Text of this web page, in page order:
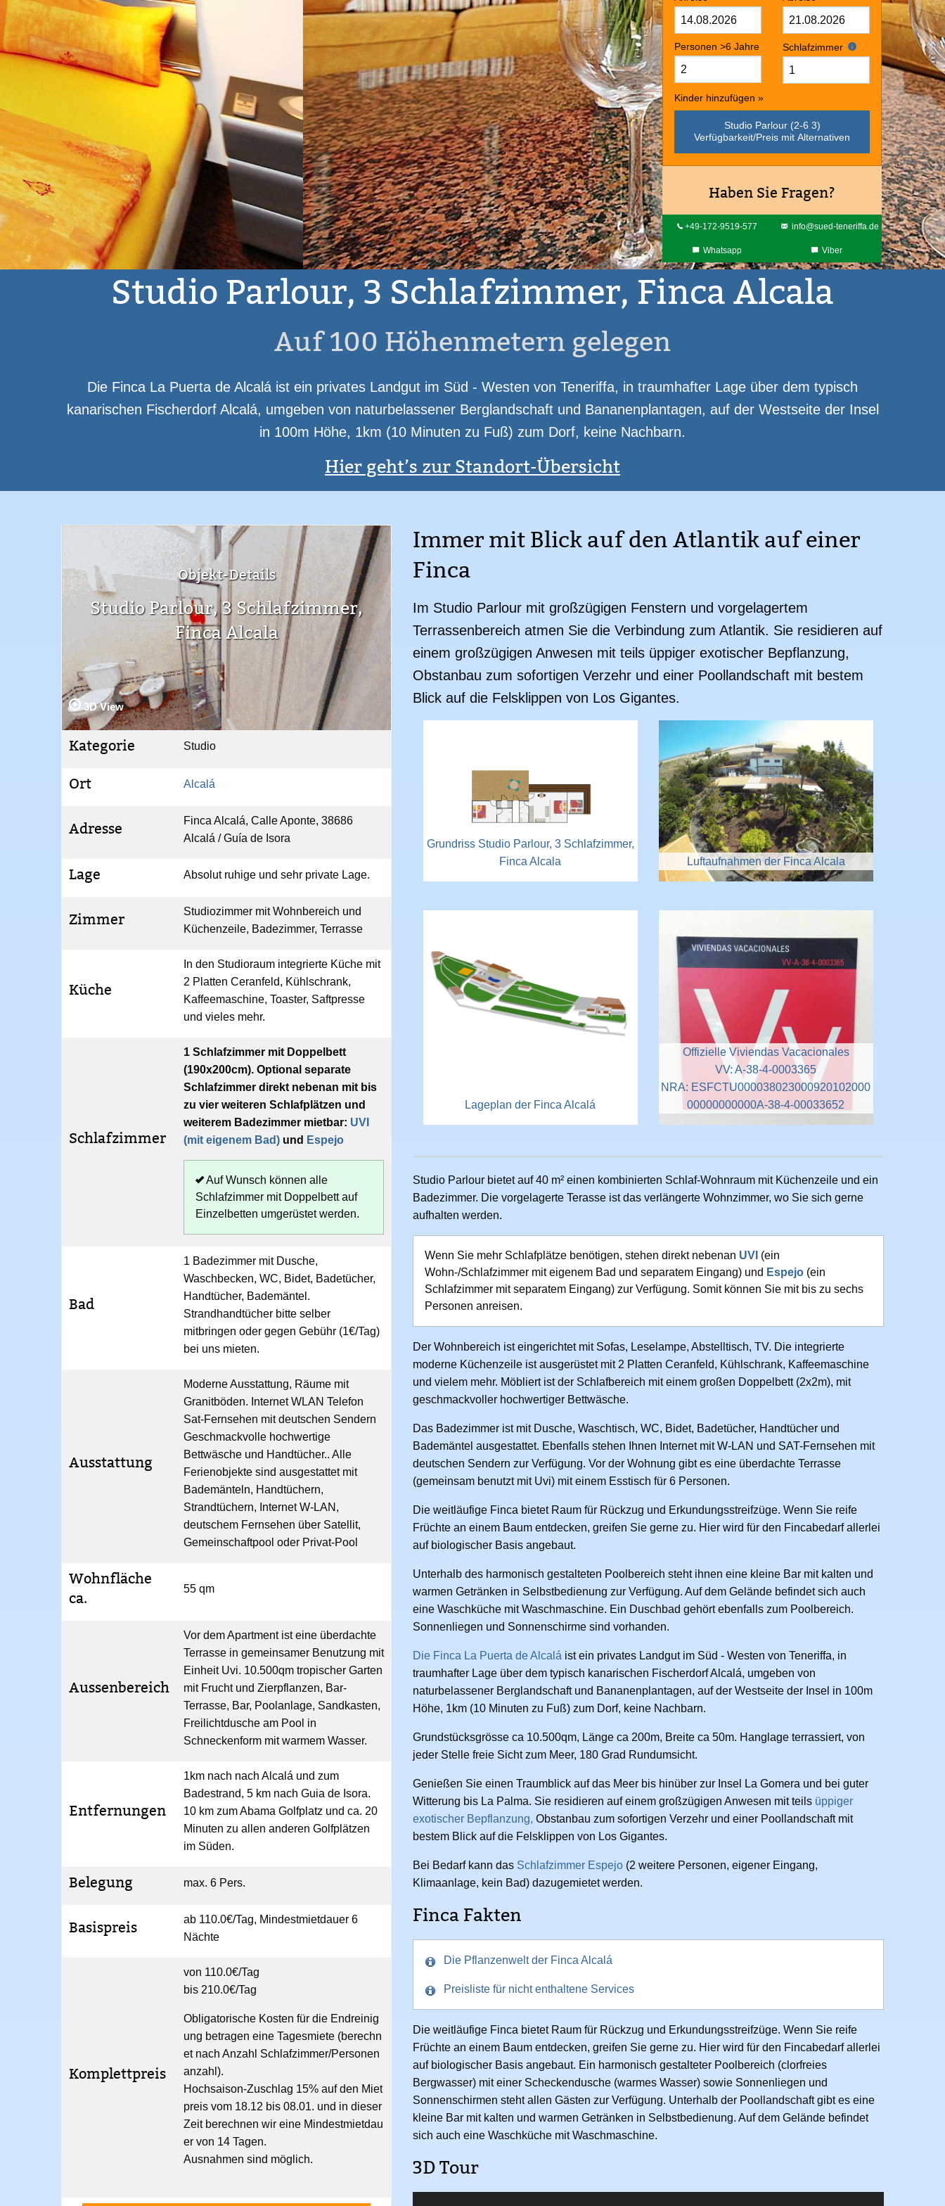
Das Bad
Studio bis zu 6 3 Schlafzimmer 110,00 € - 210,00 € Alcalá Video anschauen
Kaffe-/ Espressomaschine
Grill Finca mit Obst-/ Gemüseanbau Parkplatz
Personen >6 Jahre Schlafzimmer
Kinder hinzufügen »
Studio Parlour (2-6 3)
Verfügbarkeit/Preis mit Alternativen
Haben Sie Fragen?
+49-172-9519-577 info@sued-teneriffa.de
Whatsapp Viber
Studio Parlour, 3 Schlafzimmer, Finca Alcala
Auf 100 Höhenmetern gelegen
Die Finca La Puerta de Alcalá ist ein privates Landgut im Süd - Westen von Teneriffa, in traumhafter Lage über dem typisch
kanarischen Fischerdorf Alcalá, umgeben von naturbelassener Berglandschaft und Bananenplantagen, auf der Westseite der Insel
in 100m Höhe, 1km (10 Minuten zu Fuß) zum Dorf, keine Nachbarn.
Hier geht’s zur Standort-Übersicht
Objekt-Details
Studio Parlour, 3 Schlafzimmer,
Finca Alcala
3D View
Kategorie Studio
Ort Alcalá
Adresse
Finca Alcalá, Calle Aponte, 38686
Alcalá / Guía de Isora
Lage Absolut ruhige und sehr private Lage.
Zimmer
Studiozimmer mit Wohnbereich und
Küchenzeile, Badezimmer, Terrasse
Küche
In den Studioraum integrierte Küche mit
2 Platten Ceranfeld, Kühlschrank,
Kaffeemaschine, Toaster, Saftpresse
und vieles mehr.
Schlafzimmer
1 Schlafzimmer mit Doppelbett
(190x200cm). Optional separate
Schlafzimmer direkt nebenan mit bis
zu vier weiteren Schlafplätzen und
weiterem Badezimmer mietbar: UVI
(mit eigenem Bad) und Espejo
Auf Wunsch können alle
Schlafzimmer mit Doppelbett auf
Einzelbetten umgerüstet werden.
Bad
1 Badezimmer mit Dusche,
Waschbecken, WC, Bidet, Badetücher,
Handtücher, Bademäntel.
Strandhandtücher bitte selber
mitbringen oder gegen Gebühr (1€/Tag)
bei uns mieten.
Ausstattung
Moderne Ausstattung, Räume mit
Granitböden. Internet WLAN Telefon
Sat-Fernsehen mit deutschen Sendern
Geschmackvolle hochwertige
Bettwäsche und Handtücher.. Alle
Ferienobjekte sind ausgestattet mit
Bademänteln, Handtüchern,
Strandtüchern, Internet W-LAN,
deutschem Fernsehen über Satellit,
Gemeinschaftpool oder Privat-Pool
Wohnfläche
ca.
55 qm
Aussenbereich
Vor dem Apartment ist eine überdachte
Terrasse in gemeinsamer Benutzung mit
Einheit Uvi. 10.500qm tropischer Garten
mit Frucht und Zierpflanzen, Bar-
Terrasse, Bar, Poolanlage, Sandkasten,
Freilichtdusche am Pool in
Schneckenform mit warmem Wasser.
Entfernungen
1km nach nach Alcalá und zum
Badestrand, 5 km nach Guia de Isora.
10 km zum Abama Golfplatz und ca. 20
Minuten zu allen anderen Golfplätzen
im Süden.
Belegung max. 6 Pers.
Basispreis
ab 110.0€/Tag, Mindestmietdauer 6
Nächte
Komplettpreis
von 110.0€/Tag
bis 210.0€/Tag
Obligatorische Kosten für die Endreinig
ung betragen eine Tagesmiete (berechn
et nach Anzahl Schlafzimmer/Personen
anzahl).
Hochsaison-Zuschlag 15% auf den Miet
preis vom 18.12 bis 08.01. und in dieser
Zeit berechnen wir eine Mindestmietdau
er von 14 Tagen.
Ausnahmen sind möglich.
Immer mit Blick auf den Atlantik auf einer
Finca
Im Studio Parlour mit großzügigen Fenstern und vorgelagertem
Terrassenbereich atmen Sie die Verbindung zum Atlantik. Sie residieren auf
einem großzügigen Anwesen mit teils üppiger exotischer Bepflanzung,
Obstanbau zum sofortigen Verzehr und einer Poollandschaft mit bestem
Blick auf die Felsklippen von Los Gigantes.
Grundriss Studio Parlour, 3 Schlafzimmer,
Finca Alcala
Luftaufnahmen der Finca Alcala
Lageplan der Finca Alcalá
Offizielle Viviendas Vacacionales
VV: A-38-4-0003365
NRA: ESFCTU000038023000920102000
00000000000A-38-4-00033652
Studio Parlour bietet auf 40 m² einen kombinierten Schlaf-Wohnraum mit Küchenzeile und ein
Badezimmer. Die vorgelagerte Terasse ist das verlängerte Wohnzimmer, wo Sie sich gerne
aufhalten werden.
Wenn Sie mehr Schlafplätze benötigen, stehen direkt nebenan UVI (ein
Wohn-/Schlafzimmer mit eigenem Bad und separatem Eingang) und Espejo (ein
Schlafzimmer mit separatem Eingang) zur Verfügung. Somit können Sie mit bis zu sechs
Personen anreisen.
Der Wohnbereich ist eingerichtet mit Sofas, Leselampe, Abstelltisch, TV. Die integrierte
moderne Küchenzeile ist ausgerüstet mit 2 Platten Ceranfeld, Kühlschrank, Kaffeemaschine
und vielem mehr. Möbliert ist der Schlafbereich mit einem großen Doppelbett (2x2m), mit
geschmackvoller hochwertiger Bettwäsche.
Das Badezimmer ist mit Dusche, Waschtisch, WC, Bidet, Badetücher, Handtücher und
Bademäntel ausgestattet. Ebenfalls stehen Ihnen Internet mit W-LAN und SAT-Fernsehen mit
deutschen Sendern zur Verfügung. Vor der Wohnung gibt es eine überdachte Terrasse
(gemeinsam benutzt mit Uvi) mit einem Esstisch für 6 Personen.
Die weitläufige Finca bietet Raum für Rückzug und Erkundungsstreifzüge. Wenn Sie reife
Früchte an einem Baum entdecken, greifen Sie gerne zu. Hier wird für den Fincabedarf allerlei
auf biologischer Basis angebaut.
Unterhalb des harmonisch gestalteten Poolbereich steht ihnen eine kleine Bar mit kalten und
warmen Getränken in Selbstbedienung zur Verfügung. Auf dem Gelände befindet sich auch
eine Waschküche mit Waschmaschine. Ein Duschbad gehört ebenfalls zum Poolbereich.
Sonnenliegen und Sonnenschirme sind vorhanden.
Die Finca La Puerta de Alcalá ist ein privates Landgut im Süd - Westen von Teneriffa, in
traumhafter Lage über dem typisch kanarischen Fischerdorf Alcalá, umgeben von
naturbelassener Berglandschaft und Bananenplantagen, auf der Westseite der Insel in 100m
Höhe, 1km (10 Minuten zu Fuß) zum Dorf, keine Nachbarn.
Grundstücksgrösse ca 10.500qm, Länge ca 200m, Breite ca 50m. Hanglage terrassiert, von
jeder Stelle freie Sicht zum Meer, 180 Grad Rundumsicht.
Genießen Sie einen Traumblick auf das Meer bis hinüber zur Insel La Gomera und bei guter
Witterung bis La Palma. Sie residieren auf einem großzügigen Anwesen mit teils üppiger
exotischer Bepflanzung, Obstanbau zum sofortigen Verzehr und einer Poollandschaft mit
bestem Blick auf die Felsklippen von Los Gigantes.
Bei Bedarf kann das Schlafzimmer Espejo (2 weitere Personen, eigener Eingang,
Klimaanlage, kein Bad) dazugemietet werden.
Finca Fakten
Die Pflanzenwelt der Finca Alcalá
Preisliste für nicht enthaltene Services
Die weitläufige Finca bietet Raum für Rückzug und Erkundungsstreifzüge. Wenn Sie reife
Früchte an einem Baum entdecken, greifen Sie gerne zu. Hier wird für den Fincabedarf allerlei
auf biologischer Basis angebaut. Ein harmonisch gestalteter Poolbereich (clorfreies
Bergwasser) mit einer Scheckendusche (warmes Wasser) sowie Sonnenliegen und
Sonnenschirmen steht allen Gästen zur Verfügung. Unterhalb der Poollandschaft gibt es eine
kleine Bar mit kalten und warmen Getränken in Selbstbedienung. Auf dem Gelände befindet
sich auch eine Waschküche mit Waschmaschine.
3D Tour